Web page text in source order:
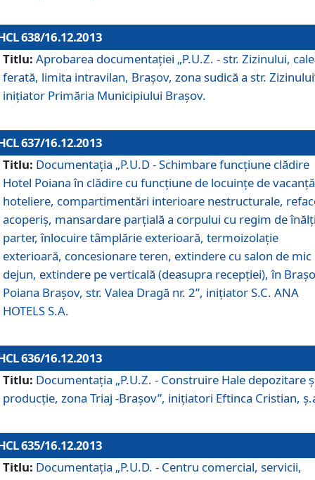
638/16.12.2013
Titlu: Aprobarea documentaţiei „P.U.Z. - str. Zizinului,
ferată, limita intravilan, Braşov, zona sudică a str.
iniţiator Primăria Municipiului Braşov.
637/16.12.2013
Titlu: Documentaţia „P.U.D - Schimbare funcţiune clădire
Hotel Poiana în clădire cu funcţiune de locuinţe de
hoteliere, compartimentări interioare nestructurale,
acoperiş, mansardare parţială a corpului cu regim de
parter, înlocuire tâmplărie exterioară, termoizolaţie
exterioară, concesionare teren, extindere cu salon de mic
dejun, extindere pe verticală (deasupra recepţiei), în
Poiana Braşov, str. Valea Dragă nr. 2”, iniţiator S.C. ANA
HOTELS S.A.
636/16.12.2013
Titlu: Documentaţia „P.U.Z. - Construire Hale depozitare
producţie, zona Triaj -Braşov”, iniţiatori Eftinca Cristian,
635/16.12.2013
Titlu: Documentaţia „P.U.D. - Centru comercial, servicii,